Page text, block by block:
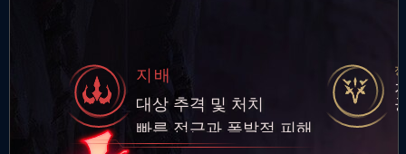
지배
대상 추격 및 처치
빠른 접근과 폭발적 피해